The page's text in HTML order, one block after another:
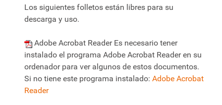
Los siguientes folletos están libres para su
descarga y uso.
Adobe Acrobat Reader Es necesario tener
instalado el programa Adobe Acrobat Reader en su
ordenador para ver algunos de estos documentos.
Si no tiene este programa instalado: Adobe Acrobat
Reader